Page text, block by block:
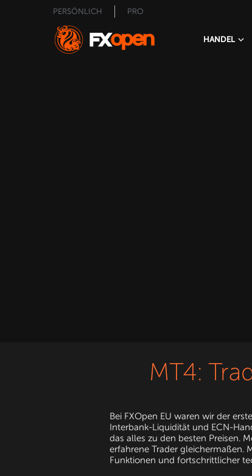
PERSÖNLICH PRO
HANDEL
MT4:
Bei FXOpen EU waren wir der
Interbank-Liquidität und ECN-
das alles zu den besten Preisen.
erfahrene Trader gleichermaßen.
Funktionen und fortschrittlicher